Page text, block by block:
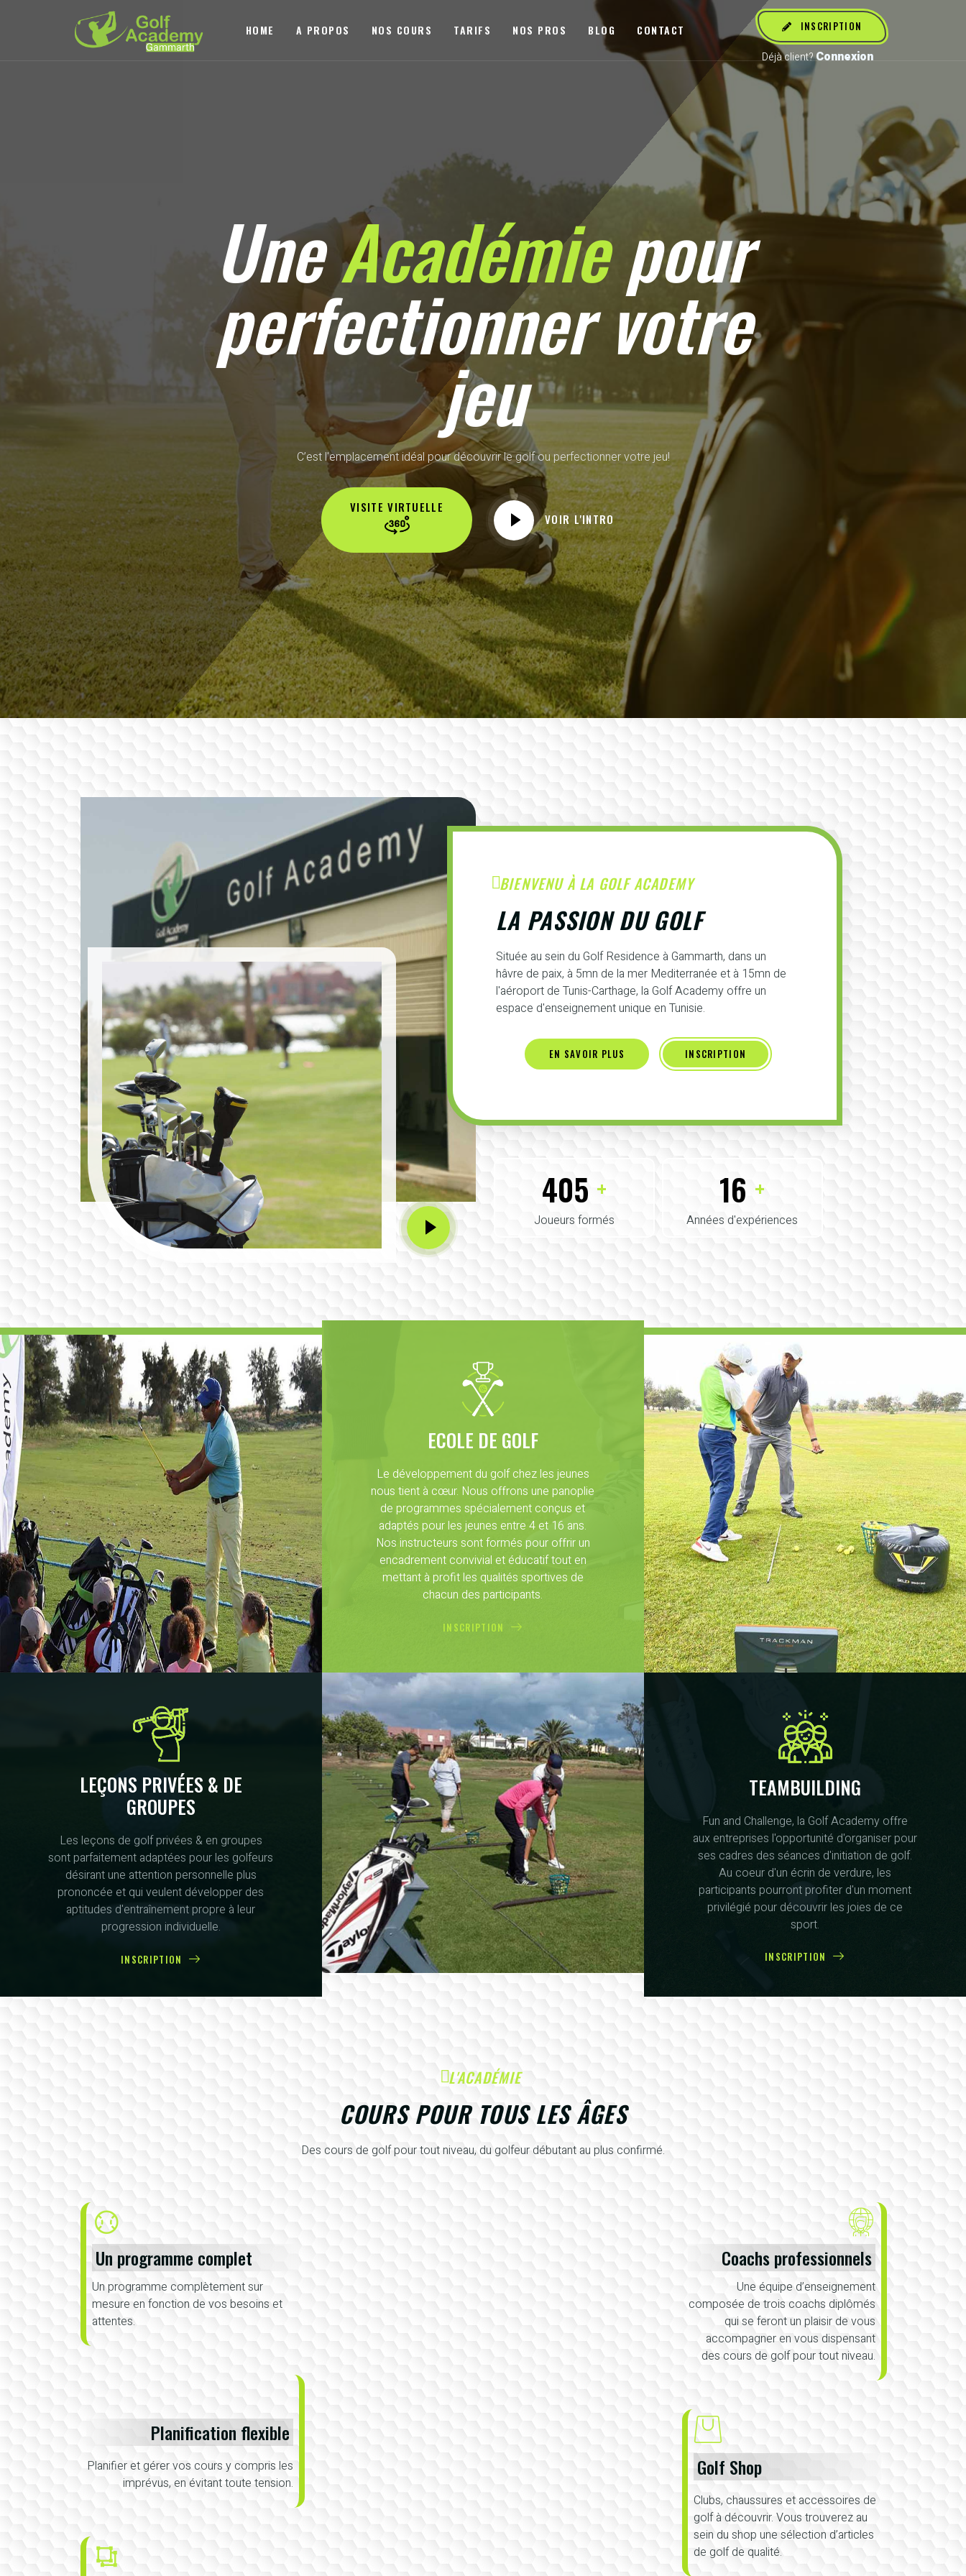
HOME A PROPOS NOS COURS TARIFS NOS PROS BLOG CONTACT INSCRIPTION
Déjà client?Connexion
UneAcadémiepour
perfectionner votre
jeu
C’est l'emplacement idéal pour découvrir le golf ou perfectionner votre jeu!
VISITE VIRTUELLE
VOIR L'INTRO
BIENVENU À LA GOLF ACADEMY
LA PASSION DU GOLF
Située au sein du Golf Residence à Gammarth, dans un
hâvre de paix, à 5mn de la mer Mediterranée et à 15mn de
l'aéroport de Tunis-Carthage, la Golf Academy offre un
espace d'enseignement unique en Tunisie.
EN SAVOIR PLUS INSCRIPTION
425 +
Joueurs formés
16 +
Années d'expériences
ECOLE DE GOLF
Le développement du golf chez les jeunes
nous tient à cœur. Nous offrons une panoplie
de programmes spécialement conçus et
adaptés pour les jeunes entre 4 et 16 ans.
Nos instructeurs sont formés pour offrir un
encadrement convivial et éducatif tout en
mettant à profit les qualités sportives de
chacun des participants.
INSCRIPTION
LEÇONS PRIVÉES & DE
GROUPES
Les leçons de golf privées & en groupes
sont parfaitement adaptées pour les golfeurs
désirant une attention personnelle plus
prononcée et qui veulent développer des
aptitudes d'entraînement propre à leur
progression individuelle.
INSCRIPTION
TEAMBUILDING
Fun and Challenge, la Golf Academy offre
aux entreprises l'opportunité d'organiser pour
ses cadres des séances d'initiation de golf.
Au coeur d'un écrin de verdure, les
participants pourront profiter d'un moment
privilégié pour découvrir les joies de ce
sport.
INSCRIPTION
L'ACADÉMIE
COURS POUR TOUS LES ÂGES
Des cours de golf pour tout niveau, du golfeur débutant au plus confirmé.
Un programme complet
Un programme complètement sur
mesure en fonction de vos besoins et
attentes.
Planification flexible
Planifier et gérer vos cours y compris les
imprévus, en évitant toute tension.
Coachs professionnels
Une équipe d’enseignement
composée de trois coachs diplômés
qui se feront un plaisir de vous
accompagner en vous dispensant
des cours de golf pour tout niveau.
Golf Shop
Clubs, chaussures et accessoires de
golf à découvrir. Vous trouverez au
sein du shop une sélection d’articles
de golf de qualité.